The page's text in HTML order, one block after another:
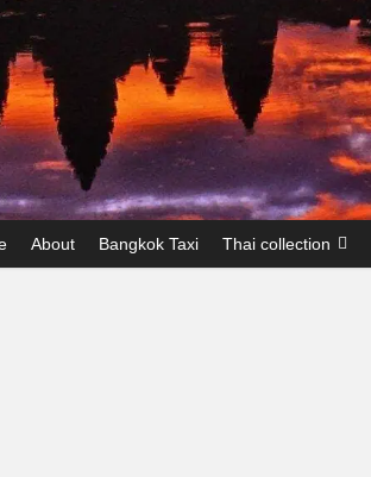
About Bangkok Taxi Thai collection